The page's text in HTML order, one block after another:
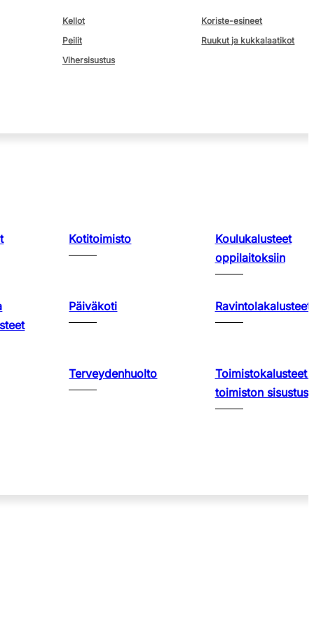
Kellot
Koriste-esineet
Peilit
Ruukut ja kukkalaatikot
Vihersisustus
Kotitoimisto
Koulukalusteet
oppilaitoksiin
Päiväkoti Ravintolakalusteet
Terveydenhuolto
Toimistokalusteet
toimiston sisustus